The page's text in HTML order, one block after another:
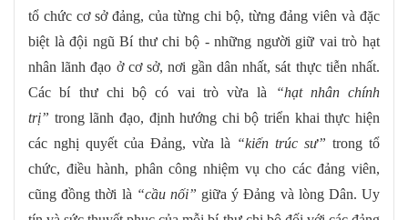
tổ chức cơ sở đảng, của từng chi bộ, từng đảng viên và đặc
biệt là đội ngũ Bí thư chi bộ - những người giữ vai trò hạt
nhân lãnh đạo ở cơ sở, nơi gần dân nhất, sát thực tiễn nhất.
Các bí thư chi bộ có vai trò vừa là
“hạt nhân chính
trị” trong lãnh đạo, định hướng chi bộ triển khai thực hiện
các nghị quyết của Đảng, vừa là “kiến trúc sư” trong tổ
chức, điều hành, phân công nhiệm vụ cho các đảng viên,
cũng đồng thời là “cầu nối” giữa ý Đảng và lòng Dân. Uy